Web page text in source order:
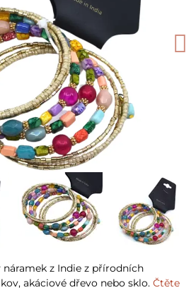
z Indie z přírodních
akáciové dřevo nebo sklo. Čtěte